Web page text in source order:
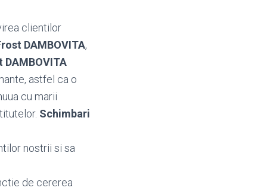
clientilor
DAMBOVITA,
astfel ca o
cu marii
Schimbari
nostrii si sa
de cererea